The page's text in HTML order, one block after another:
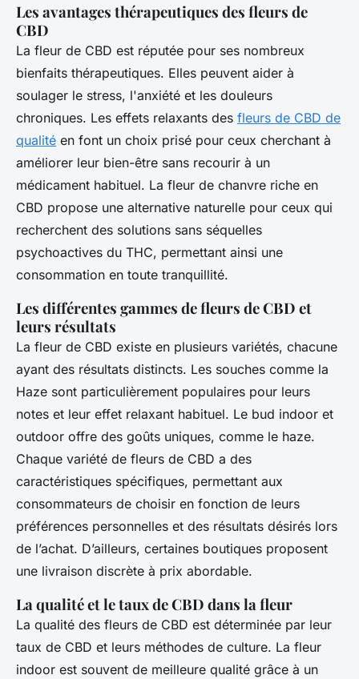
Les avantages thérapeutiques des fleurs de
CBD
La fleur de CBD est réputée pour ses nombreux
bienfaits thérapeutiques. Elles peuvent aider à
soulager le stress, l'anxiété et les douleurs
chroniques. Les effets relaxants des fleurs de CBD de
qualité en font un choix prisé pour ceux cherchant à
améliorer leur bien-être sans recourir à un
médicament habituel. La fleur de chanvre riche en
CBD propose une alternative naturelle pour ceux qui
recherchent des solutions sans séquelles
psychoactives du THC, permettant ainsi une
consommation en toute tranquillité.
Les différentes gammes de fleurs de CBD et
leurs résultats
La fleur de CBD existe en plusieurs variétés, chacune
ayant des résultats distincts. Les souches comme la
Haze sont particulièrement populaires pour leurs
notes et leur effet relaxant habituel. Le bud indoor et
outdoor offre des goûts uniques, comme le haze.
Chaque variété de fleurs de CBD a des
caractéristiques spécifiques, permettant aux
consommateurs de choisir en fonction de leurs
préférences personnelles et des résultats désirés lors
de l’achat. D’ailleurs, certaines boutiques proposent
une livraison discrète à prix abordable.
La qualité et le taux de CBD dans la fleur
La qualité des fleurs de CBD est déterminée par leur
taux de CBD et leurs méthodes de culture. La fleur
indoor est souvent de meilleure qualité grâce à un